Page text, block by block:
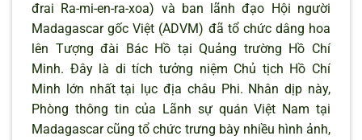
đrai Ra-mi-en-ra-xoa) và ban lãnh đạo Hội người
Madagascar gốc Việt (ADVM) đã tổ chức dâng hoa
lên Tượng đài Bác Hồ tại Quảng trường Hồ Chí
Minh. Đây là di tích tưởng niệm Chủ tịch Hồ Chí
Minh lớn nhất tại lục địa châu Phi. Nhân dịp này,
Phòng thông tin của Lãnh sự quán Việt Nam tại
Madagascar cũng tổ chức trưng bày nhiều hình ảnh,